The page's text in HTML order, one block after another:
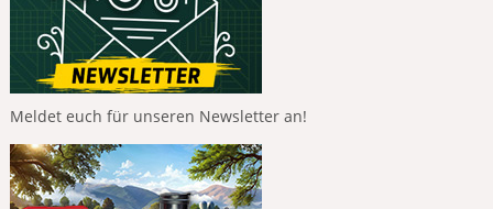
Meldet euch für unseren Newsletter an!